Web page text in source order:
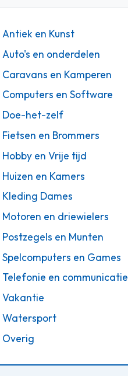
Antiek en Kunst
Auto's en onderdelen
Caravans en Kamperen
Computers en Software
Doe-het-zelf
Fietsen en Brommers
Hobby en Vrije tijd
Huizen en Kamers
Kleding Dames
Motoren en driewielers
Postzegels en Munten
Spelcomputers en Games
Telefonie en communicatie
Vakantie
Watersport
Overig